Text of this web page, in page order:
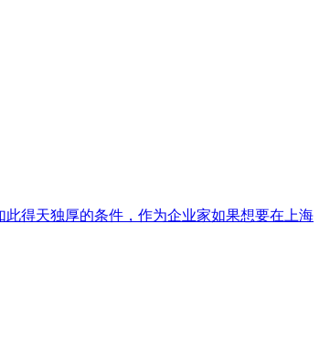
得天独厚的条件，作为企业家如果想要在上海